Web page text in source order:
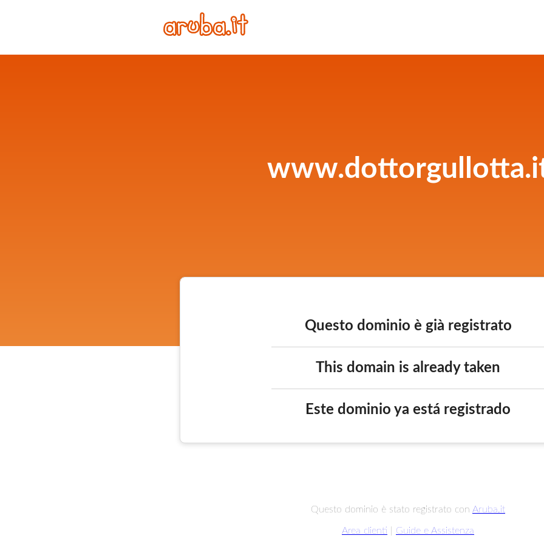
Questo dominio è già registrato
This domain is already taken
Este dominio ya está registrado
Questo dominio è stato registrato con Aruba.it
Area clienti Guide e Assistenza